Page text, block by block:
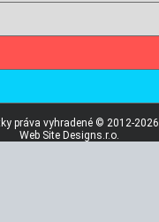
práva vyhradené © 2012-2026
Web Site Designs.r.o.